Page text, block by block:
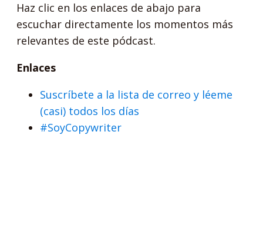
Haz clic en los enlaces de abajo para
escuchar directamente los momentos más
relevantes de este pódcast.
Enlaces
Suscríbete a la lista de correo y léeme
(casi) todos los días
#SoyCopywriter